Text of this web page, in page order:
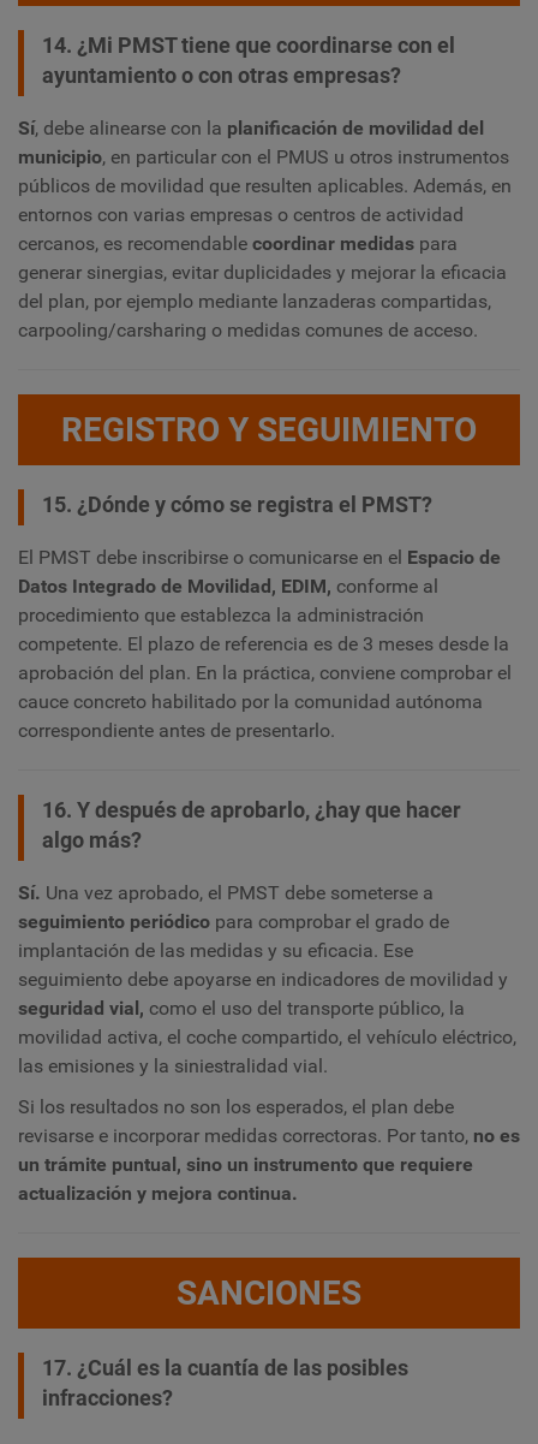
14. ¿Mi PMST tiene que coordinarse con el
ayuntamiento o con otras empresas?
Sí, debe alinearse con la planificación de movilidad del
municipio, en particular con el PMUS u otros instrumentos
públicos de movilidad que resulten aplicables. Además, en
entornos con varias empresas o centros de actividad
cercanos, es recomendable coordinar medidas para
generar sinergias, evitar duplicidades y mejorar la eficacia
del plan, por ejemplo mediante lanzaderas compartidas,
carpooling/carsharing o medidas comunes de acceso.
REGISTRO Y SEGUIMIENTO
15. ¿Dónde y cómo se registra el PMST?
El PMST debe inscribirse o comunicarse en el Espacio de
Datos Integrado de Movilidad, EDIM, conforme al
procedimiento que establezca la administración
competente. El plazo de referencia es de 3 meses desde la
aprobación del plan. En la práctica, conviene comprobar el
cauce concreto habilitado por la comunidad autónoma
correspondiente antes de presentarlo.
16. Y después de aprobarlo, ¿hay que hacer
algo más?
Sí. Una vez aprobado, el PMST debe someterse a
seguimiento periódico para comprobar el grado de
implantación de las medidas y su eficacia. Ese
seguimiento debe apoyarse en indicadores de movilidad y
seguridad vial, como el uso del transporte público, la
movilidad activa, el coche compartido, el vehículo eléctrico,
las emisiones y la siniestralidad vial.
Si los resultados no son los esperados, el plan debe
revisarse e incorporar medidas correctoras. Por tanto, no es
un trámite puntual, sino un instrumento que requiere
actualización y mejora continua.
SANCIONES
17. ¿Cuál es la cuantía de las posibles
infracciones?